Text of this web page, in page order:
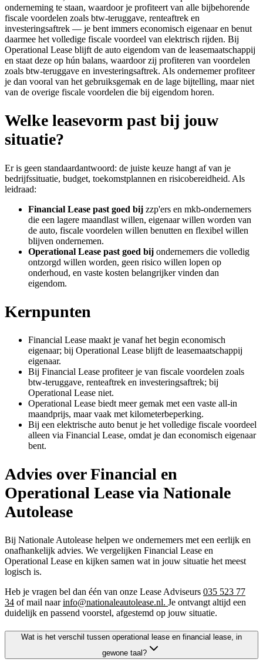
onderneming te staan, waardoor je profiteert van alle bijbehorende
fiscale voordelen zoals btw-teruggave, renteaftrek en
investeringsaftrek — je bent immers economisch eigenaar en benut
daarmee het volledige fiscale voordeel van elektrisch rijden. Bij
Operational Lease blijft de auto eigendom van de leasemaatschappij
en staat deze op hún balans, waardoor zij profiteren van voordelen
zoals btw-teruggave en investeringsaftrek. Als ondernemer profiteer
je dan vooral van het gebruiksgemak en de lage bijtelling, maar niet
van de overige fiscale voordelen die bij eigendom horen.
Welke leasevorm past bij jouw
situatie?
Er is geen standaardantwoord: de juiste keuze hangt af van je
bedrijfssituatie, budget, toekomstplannen en risicobereidheid. Als
leidraad:
Financial Lease past goed bij zzp'ers en mkb-ondernemers
die een lagere maandlast willen, eigenaar willen worden van
de auto, fiscale voordelen willen benutten en flexibel willen
blijven ondernemen.
Operational Lease past goed bij ondernemers die volledig
ontzorgd willen worden, geen risico willen lopen op
onderhoud, en vaste kosten belangrijker vinden dan
eigendom.
Kernpunten
Financial Lease maakt je vanaf het begin economisch
eigenaar; bij Operational Lease blijft de leasemaatschappij
eigenaar.
Bij Financial Lease profiteer je van fiscale voordelen zoals
btw-teruggave, renteaftrek en investeringsaftrek; bij
Operational Lease niet.
Operational Lease biedt meer gemak met een vaste all-in
maandprijs, maar vaak met kilometerbeperking.
Bij een elektrische auto benut je het volledige fiscale voordeel
alleen via Financial Lease, omdat je dan economisch eigenaar
bent.
Advies over Financial en
Operational Lease via Nationale
Autolease
Bij Nationale Autolease helpen we ondernemers met een eerlijk en
onafhankelijk advies. We vergelijken Financial Lease en
Operational Lease en kijken samen wat in jouw situatie het meest
logisch is.
Heb je vragen bel dan één van onze Lease Adviseurs 035 523 77
34 of mail naarinfo@nationaleautolease.nl. Je ontvangt altijd een
duidelijk en passend voorstel, afgestemd op jouw situatie.
Wat is het verschil tussen operational lease en financial lease, in
gewone taal?